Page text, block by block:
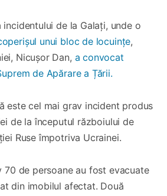
incidentului de la Galați, unde o
unui bloc de locuințe,
Nicușor Dan, a convocat
de Apărare a Țării.
este cel mai grav incident produs
de la începutul războiului de
Ruse împotriva Ucrainei.
de persoane au fost evacuate
din imobilul afectat. Două